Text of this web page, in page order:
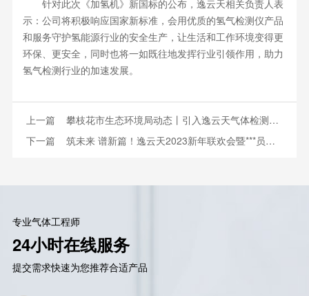
针对此次《加氢机》新国标的公布，逸云天相关负责人表
示：公司将积极响应国家新标准，会用优质的氢气检测仪产品
和服务守护氢能源行业的安全生产，让生活和工作环境变得更
环保、更安全，同时也将一如既往地发挥行业引领作用，助力
氢气检测行业的加速发展。
上一篇 攀枝花市生态环境局动态丨引入逸云天气体检测仪助力环境治理
下一篇 筑未来 谱新篇！逸云天2023新年联欢会暨***员工表彰大会圆满落幕
专业气体工程师
24小时在线服务
提交需求快速为您推荐合适产品